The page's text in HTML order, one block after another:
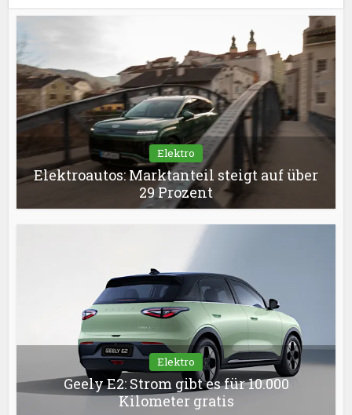
Elektro
Elektroautos: Marktanteil steigt auf über
29 Prozent
Elektro
Geely E2: Strom gibt es für 10.000
Kilometer gratis